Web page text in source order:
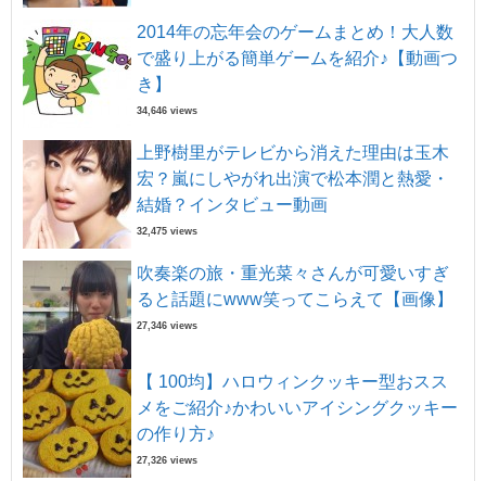
2014年の忘年会のゲームまとめ！大人数
で盛り上がる簡単ゲームを紹介♪【動画つ
き】
34,646 views
上野樹里がテレビから消えた理由は玉木
宏？嵐にしやがれ出演で松本潤と熱愛・
結婚？インタビュー動画
32,475 views
吹奏楽の旅・重光菜々さんが可愛いすぎ
ると話題にwww笑ってこらえて【画像】
27,346 views
【 100均】ハロウィンクッキー型おスス
メをご紹介♪かわいいアイシングクッキー
の作り方♪
27,326 views